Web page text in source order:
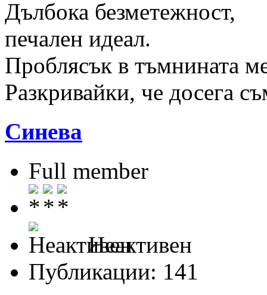
Дълбока безметежност,
печален идеал.
Проблясък в тъмнината
Разкривайки, че досега
Синева
Full member
Неактивен
Публикации: 141